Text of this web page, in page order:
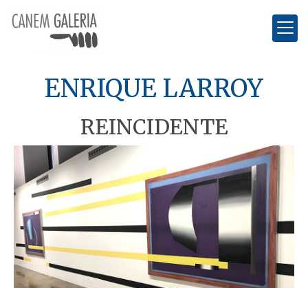
ENRIQUE LARROY
REINCIDENTE